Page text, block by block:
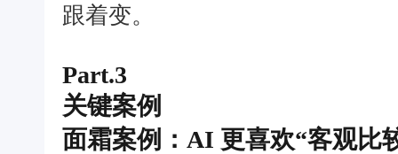
跟着变。
Part.3
关键案例
面霜案例：AI 更喜欢“客观比